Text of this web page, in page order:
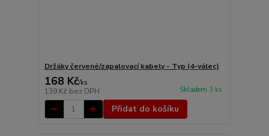
Držáky červené/zapalovací kabely - Typ (4-válec)
168 Kč/ks
139 Kč bez DPH Skladem 3 ks
Přidat do košíku